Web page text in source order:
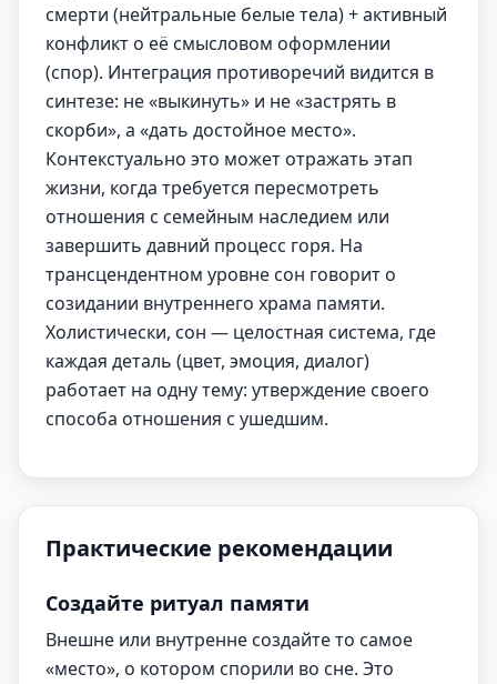
смерти (нейтральные белые тела) + активный
конфликт о её смысловом оформлении
(спор). Интеграция противоречий видится в
синтезе: не «выкинуть» и не «застрять в
скорби», а «дать достойное место».
Контекстуально это может отражать этап
жизни, когда требуется пересмотреть
отношения с семейным наследием или
завершить давний процесс горя. На
трансцендентном уровне сон говорит о
созидании внутреннего храма памяти.
Холистически, сон — целостная система, где
каждая деталь (цвет, эмоция, диалог)
работает на одну тему: утверждение своего
способа отношения с ушедшим.
Практические рекомендации
Создайте ритуал памяти
Внешне или внутренне создайте то самое
«место», о котором спорили во сне. Это